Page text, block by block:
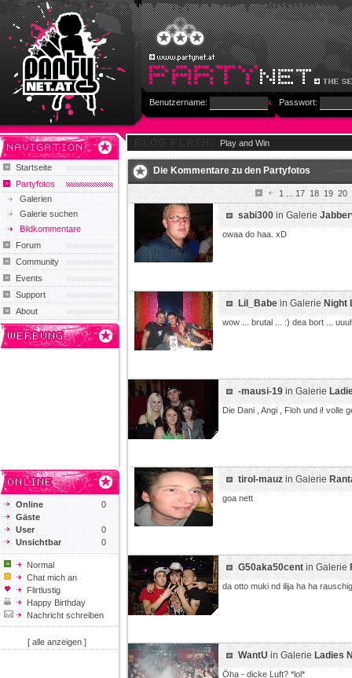
Benutzername: Passwort:
Startseite
Partyfotos
Galerien
Galerie suchen
Bildkommentare
Forum
Community
Events
Support
About
Online
0
Gäste
User
0
Unsichtbar
0
Normal
Chat mich an
Flirtlustig
Happy Birthday
Nachricht schreiben
[ alle anzeigen ]
Play and Win
Die Kommentare zu den Partyfotos
1...17 18 19 20
sabi300in Galerie
owaa do haa. xD
Lil_Babein GalerieNight
wow ... brutal ... :) dea bort ...
-mausi-19in Galerie
Die Dani , Angi , Floh und i! volle
tirol-mauzin Galerie
goa nett
G50aka50centin Galerie
da otto muki nd ilija ha ha
WantUin GalerieLadies
Öha - dicke Luft? *lol*